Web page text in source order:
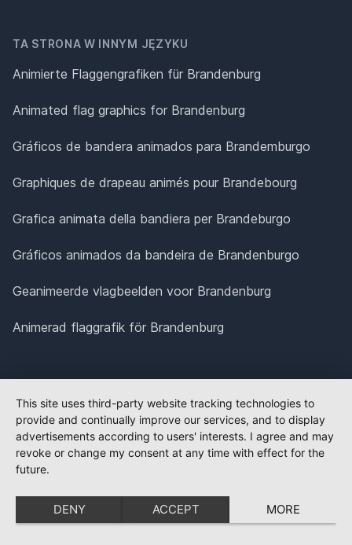
TA STRONA W INNYM JĘZYKU
Animierte Flaggengrafiken für Brandenburg
Animated flag graphics for Brandenburg
Gráficos de bandera animados para Brandemburgo
Graphiques de drapeau animés pour Brandebourg
Grafica animata della bandiera per Brandeburgo
Gráficos animados da bandeira de Brandenburgo
Geanimeerde vlagbeelden voor Brandenburg
Animerad flaggrafik för Brandenburg
This site uses third-party website tracking technologies to
provide and continually improve our services, and to display
advertisements according to users' interests. I agree and may
revoke or change my consent at any time with effect for the
future.
DENY ACCEPT MORE